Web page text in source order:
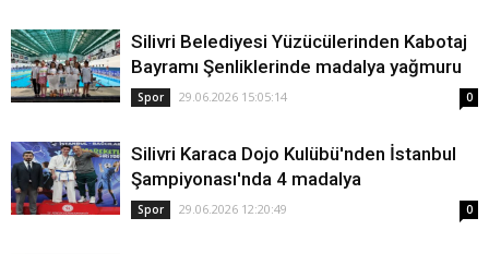
Silivri Belediyesi Yüzücülerinden Kabotaj
Bayramı Şenliklerinde madalya yağmuru
Spor 29.06.2026 15:05:14 0
Silivri Karaca Dojo Kulübü'nden İstanbul
Şampiyonası'nda 4 madalya
Spor 29.06.2026 12:20:49 0